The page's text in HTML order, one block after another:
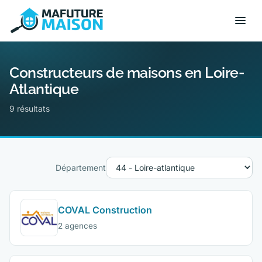
Constructeurs de maisons en Loire-
Atlantique
9 résultats
Département
COVAL Construction
2 agences